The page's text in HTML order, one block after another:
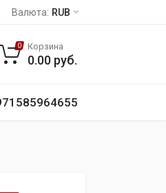
Валюта: RUB
0 Корзина
0.00 руб.